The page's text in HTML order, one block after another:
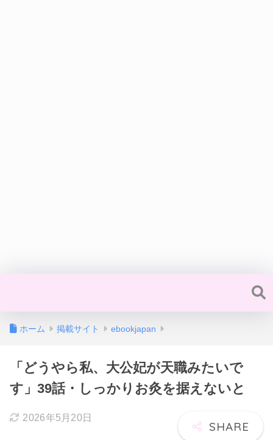
ホーム 掲載サイト ebookjapan
「どうやら私、大公妃が天職みたいで
す」39話・しっかりお灸を据えないと
2026年5月20日